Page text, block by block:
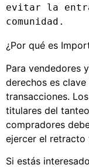
evitar la
comunidad.
¿Por qué es
Para vendedores
derechos es
transacciones.
titulares del
compradores
ejercer el
Si estás